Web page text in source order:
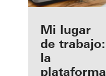
Beneficios
como
fabricante
registrado
Mi lugar
de trabajo:
la
plataforma